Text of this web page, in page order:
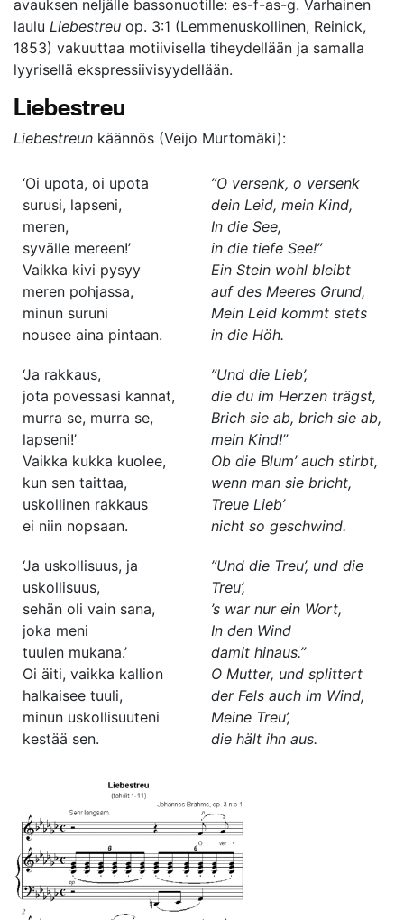
avauksen neljälle bassonuotille: es-f-as-g. Varhainen
laulu Liebestreu op. 3:1 (Lemmenuskollinen, Reinick,
1853) vakuuttaa motiivisella tiheydellään ja samalla
lyyrisellä ekspressiivisyydellään.
Liebestreu
Liebestreun käännös (Veijo Murtomäki):
‘Oi upota, oi upota
surusi, lapseni,
meren,
syvälle mereen!’
Vaikka kivi pysyy
meren pohjassa,
minun suruni
nousee aina pintaan.
”O versenk, o versenk
dein Leid, mein Kind,
In die See,
in die tiefe See!”
Ein Stein wohl bleibt
auf des Meeres Grund,
Mein Leid kommt stets
in die Höh.
‘Ja rakkaus,
jota povessasi kannat,
murra se, murra se,
lapseni!’
Vaikka kukka kuolee,
kun sen taittaa,
uskollinen rakkaus
ei niin nopsaan.
”Und die Lieb’,
die du im Herzen trägst,
Brich sie ab, brich sie ab,
mein Kind!”
Ob die Blum’ auch stirbt,
wenn man sie bricht,
Treue Lieb’
nicht so geschwind.
‘Ja uskollisuus, ja
uskollisuus,
sehän oli vain sana,
joka meni
tuulen mukana.’
Oi äiti, vaikka kallion
halkaisee tuuli,
minun uskollisuuteni
kestää sen.
”Und die Treu’, und die
Treu’,
’s war nur ein Wort,
In den Wind
damit hinaus.”
O Mutter, und splittert
der Fels auch im Wind,
Meine Treu’,
die hält ihn aus.